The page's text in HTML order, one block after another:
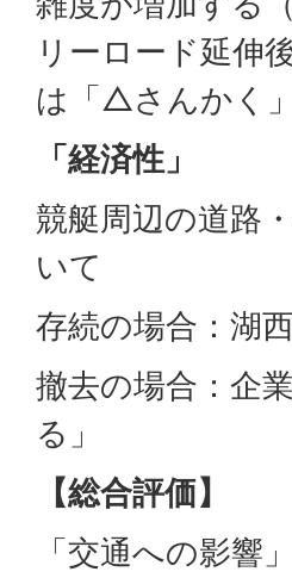
リーロード延伸
は「△さんかく」
「経済性」
競艇周辺の道路
いて
存続の場合：湖
撤去の場合：企
る」
【総合評価】
「交通への影響